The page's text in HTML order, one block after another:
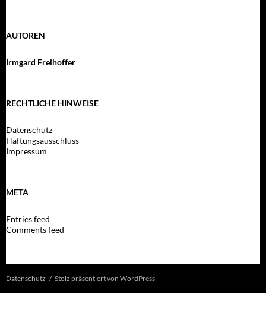
AUTOREN
Irmgard Freihoffer
RECHTLICHE HINWEISE
Datenschutz
Haftungsausschluss
Impressum
META
Entries feed
Comments feed
Datenschutz Stolz präsentiert von WordPress